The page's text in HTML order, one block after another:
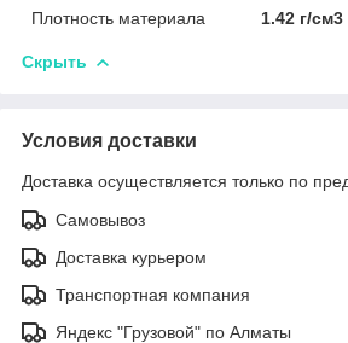
Плотность материала 1.42 г/см3
Скрыть
Условия доставки
Доставка осуществляется только по
Самовывоз
Доставка курьером
Транспортная компания
Яндекс "Грузовой" по Алматы